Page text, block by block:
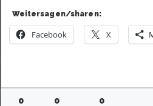
Weitersagen/sharen:
Facebook X
0 0 0